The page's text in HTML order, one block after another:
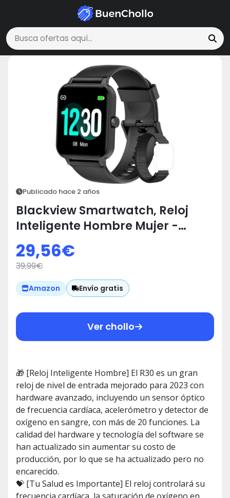
Buscar ofertas
Tecnología y ElectrónicaBlackview Smartwatch, Reloj Inteligente
Publicado hace 2 años
Blackview Smartwatch, Reloj
Inteligente Hombre Mujer -
Oxímetro de Pulso (SpO2) Sueño
| Esfera de Reloj de DIY | Caloría
Podómetro | 1,83" Pulsera
Actividad para Android iOS
(Versión Mejorada)
29,56€
39,99€
Amazon Envío gratis
Ver chollo
🎁 [Reloj Inteligente Hombre] El R30 es un gran
reloj de nivel de entrada mejorado para 2023 con
hardware avanzado, incluyendo un sensor óptico
de frecuencia cardíaca, acelerómetro y detector de
oxígeno en sangre, con más de 20 funciones. La
calidad del hardware y tecnología del software se
han actualizado sin aumentar su costo de
producción, por lo que se ha actualizado pero no
encarecido.
💝 [Tu Salud es Importante] El reloj controlará su